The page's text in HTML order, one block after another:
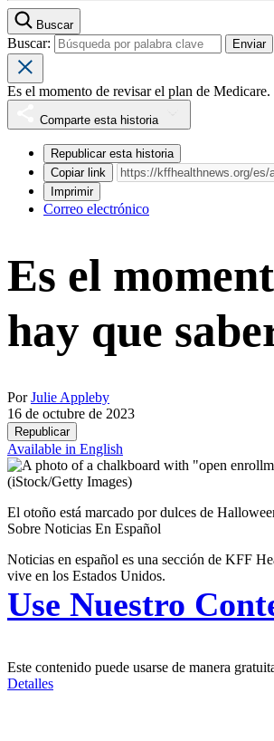
Buscar
Buscar:
Es el momento de revisar el plan de
Comparte esta historia
Republicar esta historia
Copiar link
Imprimir
Correo electrónico
Es el
hay que
PorJulie Appleby
16 de octubre de 2023
Republicar
Available in English
(iStock/Getty Images)
El otoño está marcado por dulces de
Sobre Noticias En Español
Noticias en español es una sección de KFF
vive en los Estados Unidos.
Use Nuestro
Este contenido puede usarse de manera
Detalles